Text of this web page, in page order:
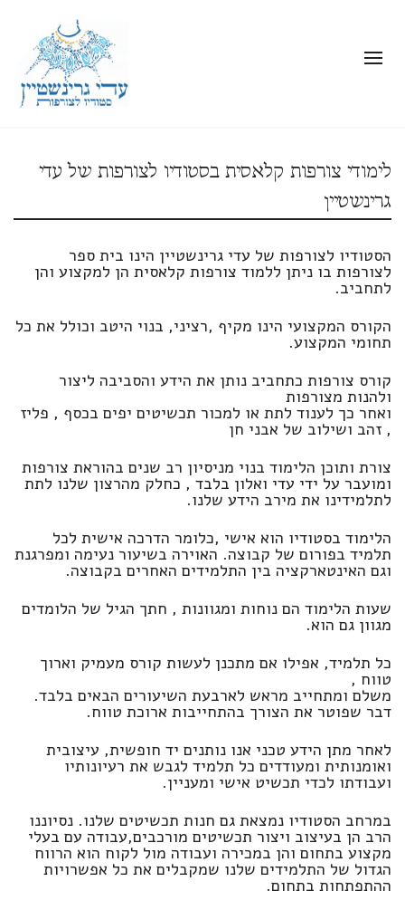
לימודי צורפות קלאסית בסטודיו לצורפות של עדי
גרינשטיין
הסטודיו לצורפות של עדי גרינשטיין הינו בית ספר
לצורפות בו ניתן ללמוד צורפות קלאסית הן למקצוע והן
לתחביב.
הקורס המקצועי הינו מקיף ,רציני, בנוי היטב וכולל את כל
תחומי המקצוע.
קורס צורפות כתחביב נותן את הידע והסביבה ליצור
ולהנות מצורפות
ואחר כך לענוד לתת או למכור תכשיטים יפים בכסף , פליז
, זהב ושילוב של אבני חן
צורת ותוכן הלימוד בנוי מניסיון רב שנים בהוראת צורפות
ומועבר על ידי עדי ואלון בלבד , כחלק מהרצון שלנו לתת
לתלמידינו את מירב הידע שלנו.
הלימוד בסטודיו הוא אישי ,כלומר הדרכה אישית לכל
תלמיד בפורום של קבוצה. האוירה בשיעור נעימה ומפרגנת
וגם האינטארקציה בין התלמידים האחרים בקבוצה.
שעות הלימוד הם נוחות ומגוונות , חתך הגיל של הלומדים
מגוון גם הוא.
כל תלמיד, אפילו אם מתכנן לעשות קורס מעמיק וארוך
טווח ,
משלם ומתחייב מראש לארבעת השיעורים הבאים בלבד.
דבר שפוטר את הצורך בהתחייבות ארוכת טווח.
לאחר מתן הידע טכני אנו נותנים יד חופשית, עיצובית
ואומנותית ומעודדים כל תלמיד לגבש את רעיונותיו
ועבודתו לכדי תכשיט אישי ומעניין.
במרחב הסטודיו נמצאת גם חנות תכשיטים שלנו. נסיוננו
הרב הן בעיצוב ויצור תכשיטים מורכבים,עבודה עם בעלי
מקצוע בתחום והן במכירה ועבודה מול לקוח הוא הרווח
הגדול של התלמידים שלנו שמקבלים את כל אפשרויות
ההתפתחות בתחום.